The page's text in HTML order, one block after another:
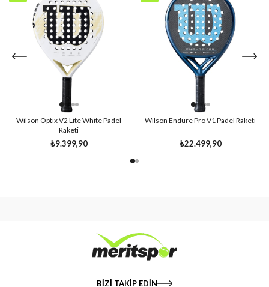
Wilson Optix V2 Lite White Padel
Raketi
₺9.399,90
Wilson Endure Pro V1 Padel Raketi
₺22.499,90
BİZİ TAKİP EDİN